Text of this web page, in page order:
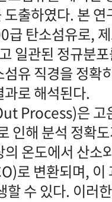
출하였다. 본
탄소섬유로,
일관된 정규분
유 직경을 정확
로 해석된다.
Process)은 고
해 분석 정확
온도에서 산소
로 변환되며, 이
할 수 있다. 이러